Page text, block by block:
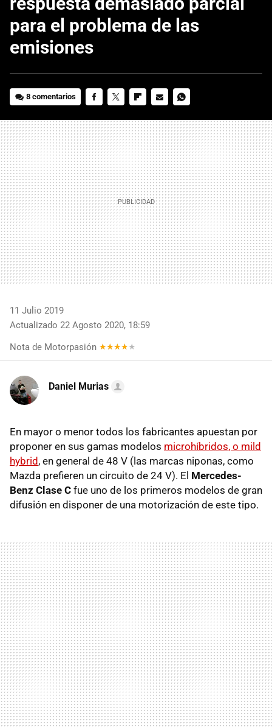
para el problema de las
emisiones
8 comentarios
MAIL
11 Julio 2019
Actualizado 22 Agosto 2020, 18:59
Nota de Motorpasión
Daniel Murias
En mayor o menor todos los fabricantes apuestan por
proponer en sus gamas modelos microhíbridos, o mild
hybrid, en general de 48 V (las marcas niponas, como
Mazda prefieren un circuito de 24 V). El Mercedes-
Benz Clase C fue uno de los primeros modelos de gran
difusión en disponer de una motorización de este tipo.